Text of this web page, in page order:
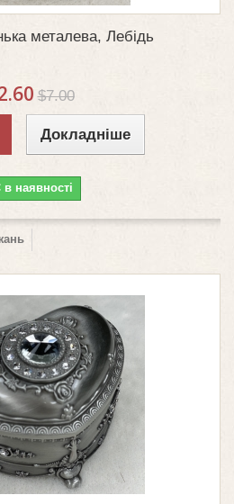
металева, Лебідь
$7.00
Докладніше
в наявності